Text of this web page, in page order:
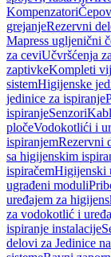
Kompenzatori
grejanjeRezervni
Mapress ugljenični
za ceviUčvršćenja
zaptivkeKompleti
sistemHigijenske
jedinice za ispiranje
ispiranjeSenzori
pločeVodokotlići i
ispiranjemRezervni
sa higijenskim
ispiračemHigijenski
ugrađeni moduli
uređajem za
za vodokotlić i
ispiranje instalacije
delovi za Jedinice